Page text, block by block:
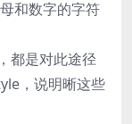
和数字的字符
都是对此途径
，说明晰这些